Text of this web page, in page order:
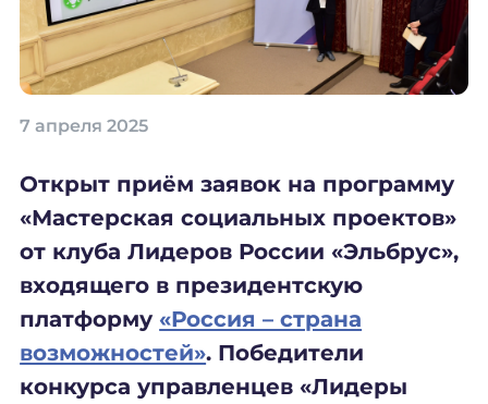
7 апреля 2025
Открыт приём заявок на программу
«Мастерская социальных проектов»
от клуба Лидеров России «Эльбрус»,
входящего в президентскую
платформу «Россия – страна
возможностей». Победители
конкурса управленцев «Лидеры